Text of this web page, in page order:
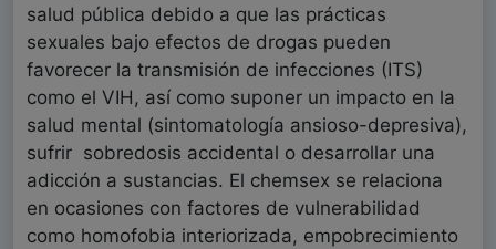
salud pública debido a que las prácticas
sexuales bajo efectos de drogas pueden
favorecer la transmisión de infecciones (ITS)
como el VIH, así como suponer un impacto en la
salud mental (sintomatología ansioso-depresiva),
sufrir sobredosis accidental o desarrollar una
adicción a sustancias. El chemsex se relaciona
en ocasiones con factores de vulnerabilidad
como homofobia interiorizada, empobrecimiento